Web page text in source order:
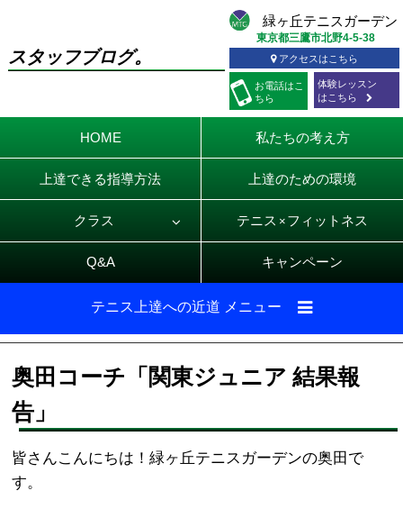
スタッフブログ。
お電話はこ
ちら
東京都三鷹市北野4-5-38
アクセスはこちら
体験レッスン
はこちら
HOME 私たちの考え方
上達できる指導方法 上達のための環境
クラス テニス × フィットネス
Q&A キャンペーン
テニス上達への近道 メニュー
奥田コーチ「関東ジュニア 結果報
告」
皆さんこんにちは！緑ヶ丘テニスガーデンの奥田で
す。